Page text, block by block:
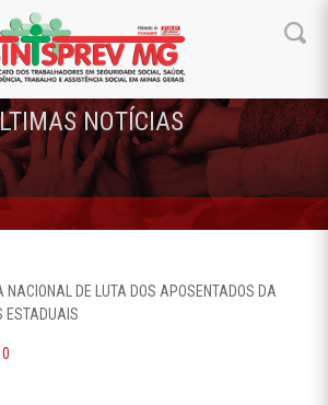
NOTÍCIAS
NACIONAL DE LUTA DOS APOSENTADOS DA
ESTADUAIS